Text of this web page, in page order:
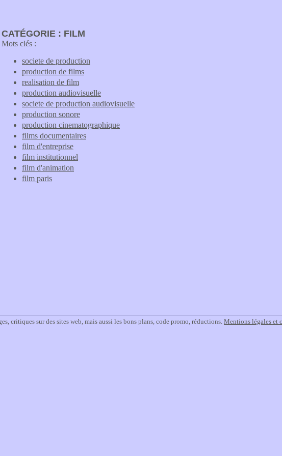
CATÉGORIE : FILM
Mots clés :
societe de production
production de films
realisation de film
production audiovisuelle
societe de production audiovisuelle
production sonore
production cinematographique
films documentaires
film d'entreprise
film institutionnel
film d'animation
film paris
critiques sur des sites web, mais aussi les bons plans, code promo, réductions. Mentions légales et